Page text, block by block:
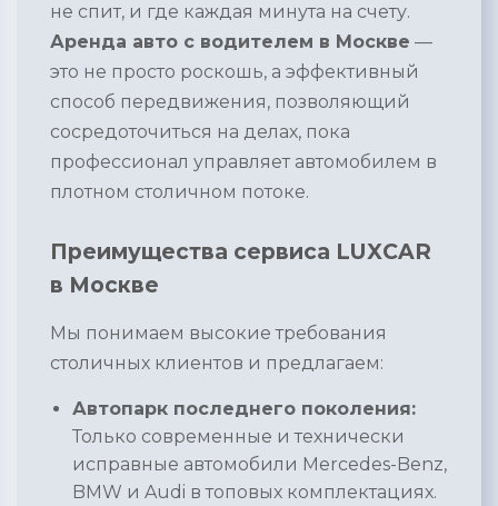
не спит, и где каждая минута на счету.
Аренда авто с водителем в Москве —
это не просто роскошь, а эффективный
способ передвижения, позволяющий
сосредоточиться на делах, пока
профессионал управляет автомобилем в
плотном столичном потоке.
Преимущества сервиса LUXCAR
в Москве
Мы понимаем высокие требования
столичных клиентов и предлагаем:
Автопарк последнего поколения:
Только современные и технически
исправные автомобили Mercedes-Benz,
BMW и Audi в топовых комплектациях.